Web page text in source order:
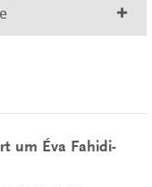
um Éva Fahidi-